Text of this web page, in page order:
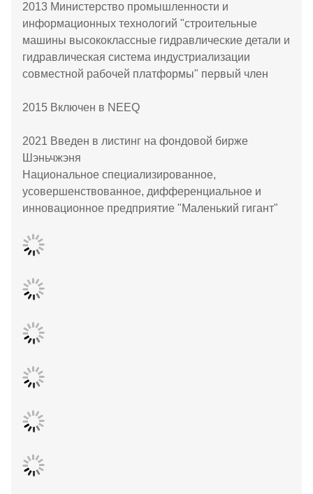
2013 Министерство промышленности и
информационных технологий "строительные
машины высококлассные гидравлические детали и
гидравлическая система индустриализации
совместной рабочей платформы" первый член
2015 Включен в NEEQ
2021 Введен в листинг на фондовой бирже
Шэньчжэня
Национальное специализированное,
усовершенствованное, дифференциальное и
инновационное предприятие "Маленький гигант"